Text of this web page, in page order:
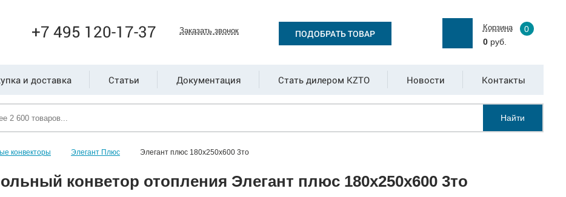
+7 495 120-17-37 Заказать звонок ПОДОБРАТЬ ТОВАР
Корзина
0
0руб.
и доставка Статьи Документация Стать дилером KZTO Новости Контакты
Найти
конвекторы Элегант Плюс Элегант плюс 180x250x600 3то
конветор отопления Элегант плюс 180x250x600 3то